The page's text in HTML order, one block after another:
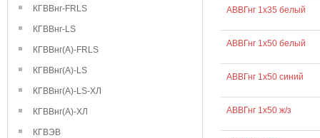
КГВВнг-FRLS
КГВВнг-LS
КГВВнг(А)-FRLS
КГВВнг(А)-LS
КГВВнг(А)-LS-ХЛ
КГВВнг(А)-ХЛ
КГВЭВ
АВВГнг 1х35 белый
АВВГнг 1х50 белый
АВВГнг 1х50 синий
АВВГнг 1х50 ж/з